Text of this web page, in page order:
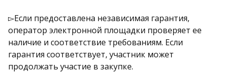
▻Если предоставлена независимая гарантия,
оператор электронной площадки проверяет ее
наличие и соответствие требованиям. Если
гарантия соответствует, участник может
продолжать участие в закупке.